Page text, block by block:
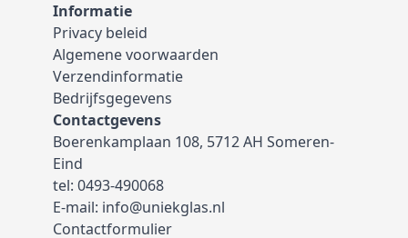
Informatie
Privacy beleid
Algemene voorwaarden
Verzendinformatie
Bedrijfsgegevens
Contactgevens
Boerenkamplaan 108, 5712 AH Someren-
Eind
tel: 0493-490068
E-mail: info@uniekglas.nl
Contactformulier